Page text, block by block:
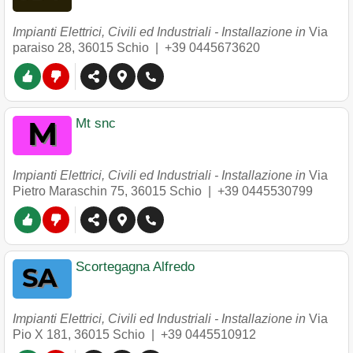
Impianti Elettrici, Civili ed Industriali - Installazione in Via
paraiso 28, 36015 Schio +39 0445673620
Mt snc
Impianti Elettrici, Civili ed Industriali - Installazione in Via
Pietro Maraschin 75, 36015 Schio +39 0445530799
Scortegagna Alfredo
Impianti Elettrici, Civili ed Industriali - Installazione in Via
Pio X 181, 36015 Schio +39 0445510912